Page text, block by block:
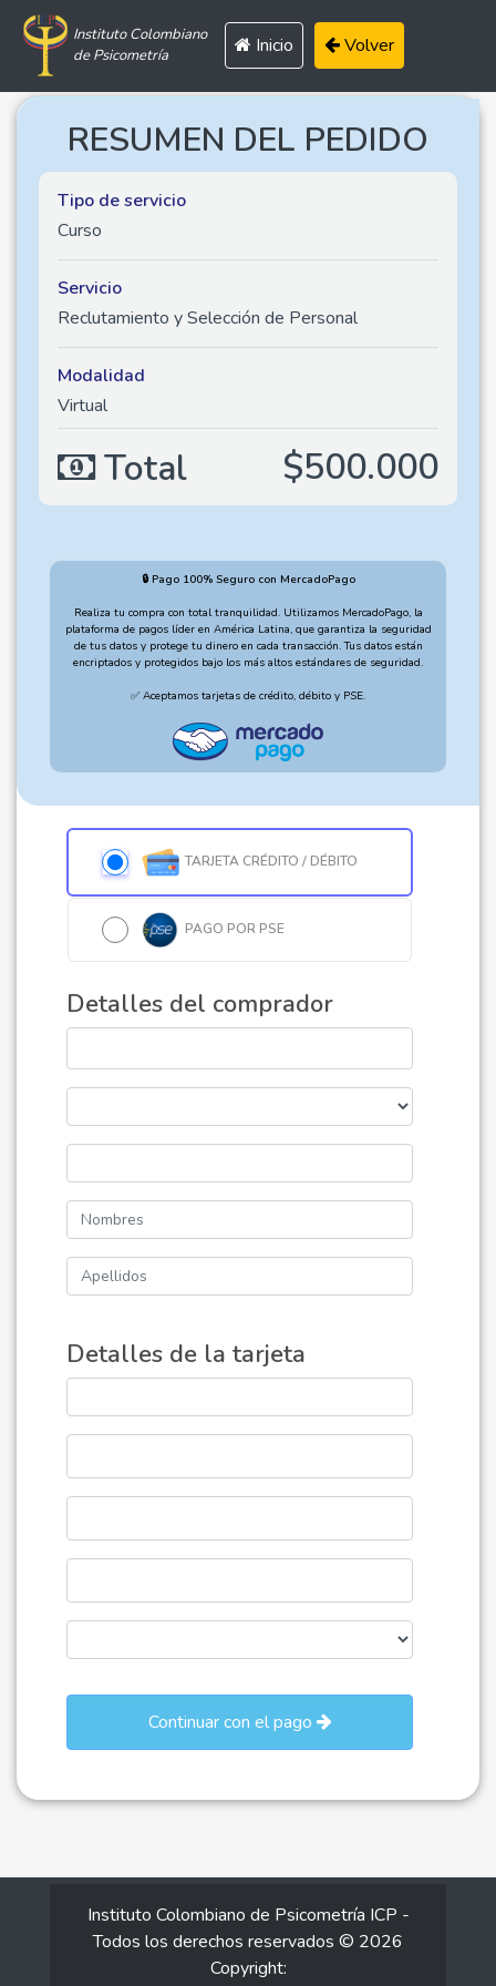
Instituto Colombiano
de Psicometría
Inicio Volver
RESUMEN DEL PEDIDO
Tipo de servicio
Curso
Servicio
Reclutamiento y Selección de Personal
Modalidad
Virtual
Total $500.000
🔒 Pago 100% Seguro con MercadoPago
Realiza tu compra con total tranquilidad. Utilizamos MercadoPago, la
plataforma de pagos líder en América Latina, que garantiza la seguridad
de tus datos y protege tu dinero en cada transacción. Tus datos están
encriptados y protegidos bajo los más altos estándares de seguridad.
✅ Aceptamos tarjetas de crédito, débito y PSE.
TARJETA CRÉDITO / DÉBITO
PAGO POR PSE
Detalles del comprador
Detalles de la tarjeta
Continuar con el pago
Instituto Colombiano de Psicometría ICP -
Todos los derechos reservados © 2026
Copyright: